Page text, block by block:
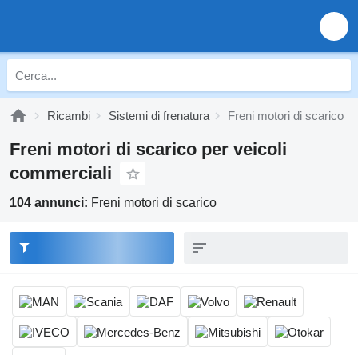
Ricambi Sistemi di frenatura Freni motori di scarico
Freni motori di scarico per veicoli
commerciali
104 annunci: Freni motori di scarico